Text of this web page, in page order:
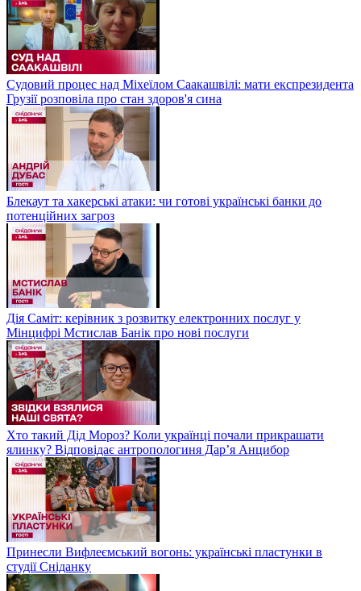
Судовий процес над Міхеїлом Саакашвілі: мати експрезидента
Грузії розповіла про стан здоров'я сина
Блекаут та хакерські атаки: чи готові українські банки до
потенційних загроз
Дія Саміт: керівник з розвитку електронних послуг у
Мінцифрі Мстислав Банік про нові послуги
Хто такий Дід Мороз? Коли українці почали прикрашати
ялинку? Відповідає антропологиня Дарʼя Анцибор
Принесли Вифлеємський вогонь: українські пластунки в
студії Сніданку